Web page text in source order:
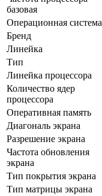
базовая
Операционная система
Бренд
Линейка
Тип
Линейка процессора
Количество ядер
процессора
Оперативная память
Диагональ экрана
Разрешение экрана
Частота обновления
экрана
Тип покрытия экрана
Тип матрицы экрана